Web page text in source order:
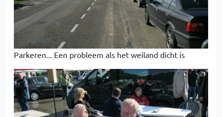
Parkeren... Een probleem als het weiland dicht is